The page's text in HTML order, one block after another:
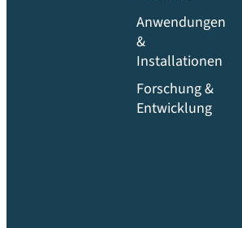
Anwendungen
&
Installationen
Forschung &
Entwicklung